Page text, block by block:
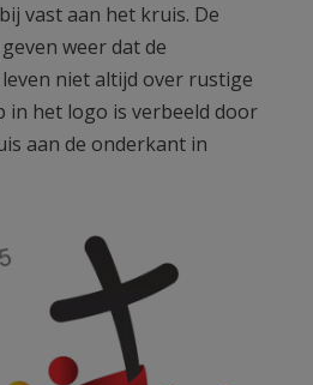
vast aan het kruis. De
weer dat de
niet altijd over rustige
in het logo is verbeeld door
aan de onderkant in